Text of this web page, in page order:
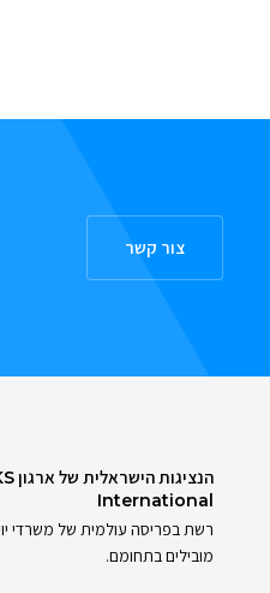
צור קשר
הנציגות הישראלית של ארגון
International
רשת בפריסה עולמית של משרדי
מובילים בתחומם.